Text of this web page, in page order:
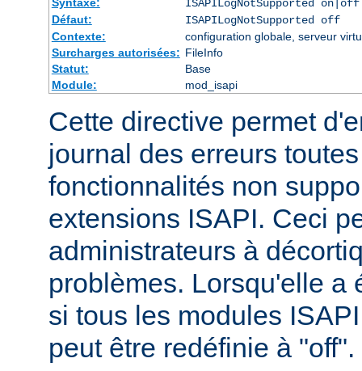
ISAPILogNotSupported on|off
Défaut:
ISAPILogNotSupported off
Contexte:
configuration globale, serveur
Surcharges autorisées: FileInfo
Statut:
Base
Module:
mod_isapi
Cette directive permet
journal des erreurs
fonctionnalités non
extensions ISAPI. Ceci
administrateurs à
problèmes. Lorsqu'elle a
si tous les modules
peut être redéfinie à "off".